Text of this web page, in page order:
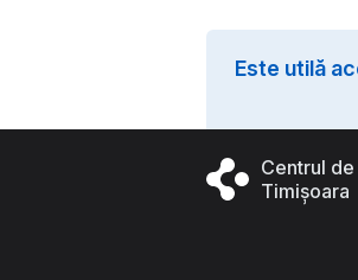
Este utilă
Centrul
Timișoara